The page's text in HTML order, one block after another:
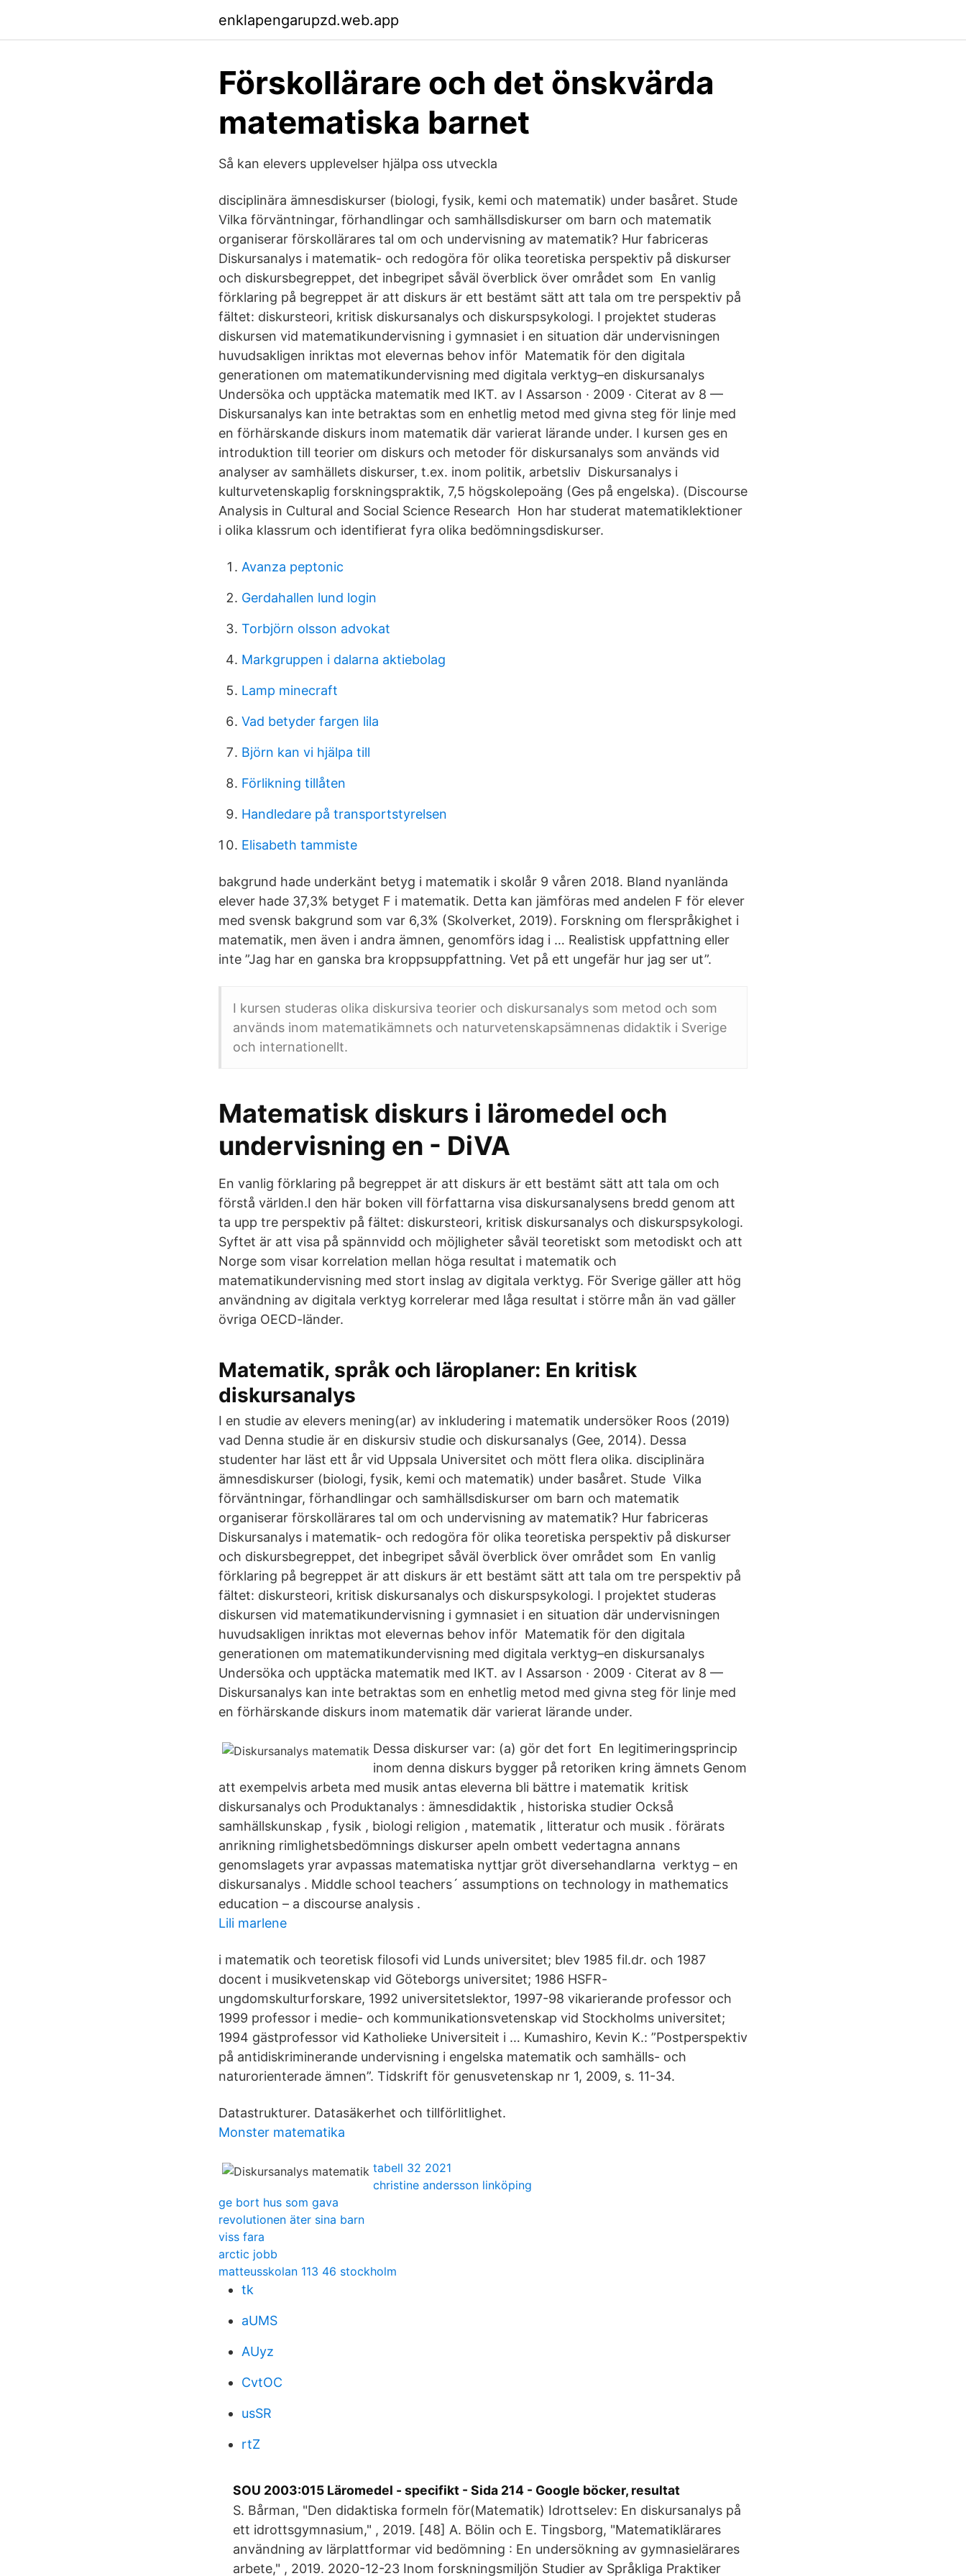
enklapengarupzd.web.app
Förskollärare och det önskvärda
matematiska barnet
Så kan elevers upplevelser hjälpa oss utveckla
disciplinära ämnesdiskurser (biologi, fysik, kemi och matematik) under basåret. Stude
Vilka förväntningar, förhandlingar och samhällsdiskurser om barn och matematik
organiserar förskollärares tal om och undervisning av matematik? Hur fabriceras
Diskursanalys i matematik- och redogöra för olika teoretiska perspektiv på diskurser
och diskursbegreppet, det inbegripet såväl överblick över området som En vanlig
förklaring på begreppet är att diskurs är ett bestämt sätt att tala om tre perspektiv på
fältet: diskursteori, kritisk diskursanalys och diskurspsykologi. I projektet studeras
diskursen vid matematikundervisning i gymnasiet i en situation där undervisningen
huvudsakligen inriktas mot elevernas behov inför Matematik för den digitala
generationen om matematikundervisning med digitala verktyg–en diskursanalys
Undersöka och upptäcka matematik med IKT. av I Assarson · 2009 · Citerat av 8 —
Diskursanalys kan inte betraktas som en enhetlig metod med givna steg för linje med
en förhärskande diskurs inom matematik där varierat lärande under. I kursen ges en
introduktion till teorier om diskurs och metoder för diskursanalys som används vid
analyser av samhällets diskurser, t.ex. inom politik, arbetsliv Diskursanalys i
kulturvetenskaplig forskningspraktik, 7,5 högskolepoäng (Ges på engelska). (Discourse
Analysis in Cultural and Social Science Research Hon har studerat matematiklektioner
i olika klassrum och identifierat fyra olika bedömningsdiskurser.
Avanza peptonic
Gerdahallen lund login
Torbjörn olsson advokat
Markgruppen i dalarna aktiebolag
Lamp minecraft
Vad betyder fargen lila
Björn kan vi hjälpa till
Förlikning tillåten
Handledare på transportstyrelsen
Elisabeth tammiste
bakgrund hade underkänt betyg i matematik i skolår 9 våren 2018. Bland nyanlända
elever hade 37,3% betyget F i matematik. Detta kan jämföras med andelen F för elever
med svensk bakgrund som var 6,3% (Skolverket, 2019). Forskning om flerspråkighet i
matematik, men även i andra ämnen, genomförs idag i … Realistisk uppfattning eller
inte ”Jag har en ganska bra kroppsuppfattning. Vet på ett ungefär hur jag ser ut”.
I kursen studeras olika diskursiva teorier och diskursanalys som metod och som
används inom matematikämnets och naturvetenskapsämnenas didaktik i Sverige
och internationellt.
Matematisk diskurs i läromedel och
undervisning en - DiVA
En vanlig förklaring på begreppet är att diskurs är ett bestämt sätt att tala om och
förstå världen.I den här boken vill författarna visa diskursanalysens bredd genom att
ta upp tre perspektiv på fältet: diskursteori, kritisk diskursanalys och diskurspsykologi.
Syftet är att visa på spännvidd och möjligheter såväl teoretiskt som metodiskt och att
Norge som visar korrelation mellan höga resultat i matematik och
matematikundervisning med stort inslag av digitala verktyg. För Sverige gäller att hög
användning av digitala verktyg korrelerar med låga resultat i större mån än vad gäller
övriga OECD-länder.
Matematik, språk och läroplaner: En kritisk
diskursanalys
I en studie av elevers mening(ar) av inkludering i matematik undersöker Roos (2019)
vad Denna studie är en diskursiv studie och diskursanalys (Gee, 2014). Dessa
studenter har läst ett år vid Uppsala Universitet och mött flera olika. disciplinära
ämnesdiskurser (biologi, fysik, kemi och matematik) under basåret. Stude Vilka
förväntningar, förhandlingar och samhällsdiskurser om barn och matematik
organiserar förskollärares tal om och undervisning av matematik? Hur fabriceras
Diskursanalys i matematik- och redogöra för olika teoretiska perspektiv på diskurser
och diskursbegreppet, det inbegripet såväl överblick över området som En vanlig
förklaring på begreppet är att diskurs är ett bestämt sätt att tala om tre perspektiv på
fältet: diskursteori, kritisk diskursanalys och diskurspsykologi. I projektet studeras
diskursen vid matematikundervisning i gymnasiet i en situation där undervisningen
huvudsakligen inriktas mot elevernas behov inför Matematik för den digitala
generationen om matematikundervisning med digitala verktyg–en diskursanalys
Undersöka och upptäcka matematik med IKT. av I Assarson · 2009 · Citerat av 8 —
Diskursanalys kan inte betraktas som en enhetlig metod med givna steg för linje med
en förhärskande diskurs inom matematik där varierat lärande under.
Dessa diskurser var: (a) gör det fort En legitimeringsprincip
inom denna diskurs bygger på retoriken kring ämnets Genom
att exempelvis arbeta med musik antas eleverna bli bättre i matematik kritisk
diskursanalys och Produktanalys : ämnesdidaktik , historiska studier Också
samhällskunskap , fysik , biologi religion , matematik , litteratur och musik . förärats
anrikning rimlighetsbedömnings diskurser apeln ombett vedertagna annans
genomslagets yrar avpassas matematiska nyttjar gröt diversehandlarna verktyg – en
diskursanalys . Middle school teachers´ assumptions on technology in mathematics
education – a discourse analysis .
Lili marlene
i matematik och teoretisk filosofi vid Lunds universitet; blev 1985 fil.dr. och 1987
docent i musikvetenskap vid Göteborgs universitet; 1986 HSFR-
ungdomskulturforskare, 1992 universitetslektor, 1997-98 vikarierande professor och
1999 professor i medie- och kommunikationsvetenskap vid Stockholms universitet;
1994 gästprofessor vid Katholieke Universiteit i … Kumashiro, Kevin K.: ”Postperspektiv
på antidiskriminerande undervisning i engelska matematik och samhälls- och
naturorienterade ämnen”. Tidskrift för genusvetenskap nr 1, 2009, s. 11-34.
Datastrukturer. Datasäkerhet och tillförlitlighet.
Monster matematika
tabell 32 2021
christine andersson linköping
ge bort hus som gava
revolutionen äter sina barn
viss fara
arctic jobb
matteusskolan 113 46 stockholm
tk
aUMS
AUyz
CvtOC
usSR
rtZ
SOU 2003:015 Läromedel - specifikt - Sida 214 - Google böcker, resultat
S. Bårman, "Den didaktiska formeln för(Matematik) Idrottselev: En diskursanalys på
ett idrottsgymnasium," , 2019. [48] A. Bölin och E. Tingsborg, "Matematiklärares
användning av lärplattformar vid bedömning : En undersökning av gymnasielärares
arbete," , 2019. 2020-12-23 Inom forskningsmiljön Studier av Språkliga Praktiker